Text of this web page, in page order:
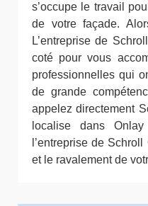
s’occupe le travail
de votre façade.
L’entreprise de
coté pour vous
professionnelles qui
de grande
appelez directement
localise dans
l’entreprise de
et le ravalement de